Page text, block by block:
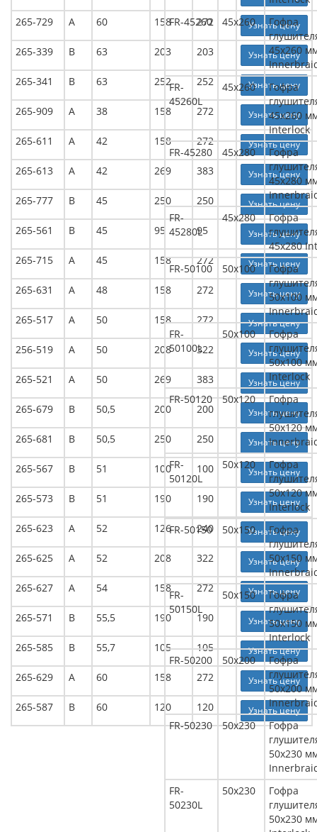
265-729 А 60 158 272 Узнать цену
265-339 В 63 203 203 Узнать цену
265-341 В 63 252 252 Узнать цену
265-909 А 38 158 272 Узнать цену
265-611 А 42 158 272 Узнать цену
265-613 А 42 269 383 Узнать цену
265-777 В 45 250 250 Узнать цену
265-561 В 45 95 95 Узнать цену
265-715 А 45 158 272 Узнать цену
265-631 А 48 158 272 Узнать цену
265-517 А 50 158 272 Узнать цену
256-519 А 50 208 322 Узнать цену
265-521 А 50 269 383 Узнать цену
265-679 В 50,5 200 200 Узнать цену
265-681 В 50,5 250 250 Узнать цену
265-567 В 51 100 100 Узнать цену
265-573 В 51 190 190 Узнать цену
265-623 А 52 126 240 Узнать цену
265-625 А 52 208 322 Узнать цену
265-627 А 54 158 272 Узнать цену
265-571 В 55,5 190 190 Узнать цену
265-585 В 55,7 105 105 Узнать цену
265-629 А 60 158 272 Узнать цену
265-587 В 60 120 120 Узнать цену
FR-45260
45x260
Гофра
45x260
FR-
45260L
45x260
Гофра
45x260
Interlock
FR-45280
45x280
Гофра
45x280
FR-
45280L
45x280
Гофра
45x280
FR-50100
50x100
Гофра
50x100
FR-
50100L
50x100
Гофра
50x100
Interlock
FR-50120
50x120
Гофра
50x120
FR-
50120L
50x120
Гофра
50x120
Interlock
FR-50150
50x150
Гофра
50x150
FR-
50150L
50x150
Гофра
50x150
Interlock
FR-50200
50x200
Гофра
50x200
FR-50230
50x230
Гофра
50x230
FR-
50230L
50x230
Гофра
50x230